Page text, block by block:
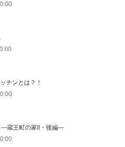
チンとは？！
―蔵王町の家Ⅱ・後編―